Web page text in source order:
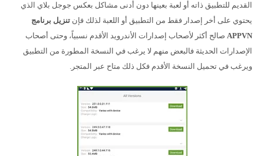
القديم للتطبيق ذاته أو لعبة بعينها دون أدنى مشاكل بعكس جوجل بلاي الذي
يحتوي على أخر إصدار فقط من التطبيق أو اللعبة لذلك فإن تنزيل برنامج
APPVN صالح أكثر لأصحاب إصدارات الأندرويد الأقدم نسبياً، وحتى أصحاب
الإصدارات الحديثة فالبعض منهم لا يرغب في النسخة المطورة من التطبيق
ويرغب في تحميل النسخة الأقدم فكل ذلك متاح عبر المتجر.